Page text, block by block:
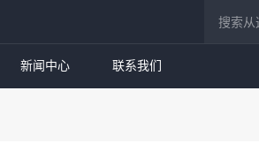
新闻中心 联系我们